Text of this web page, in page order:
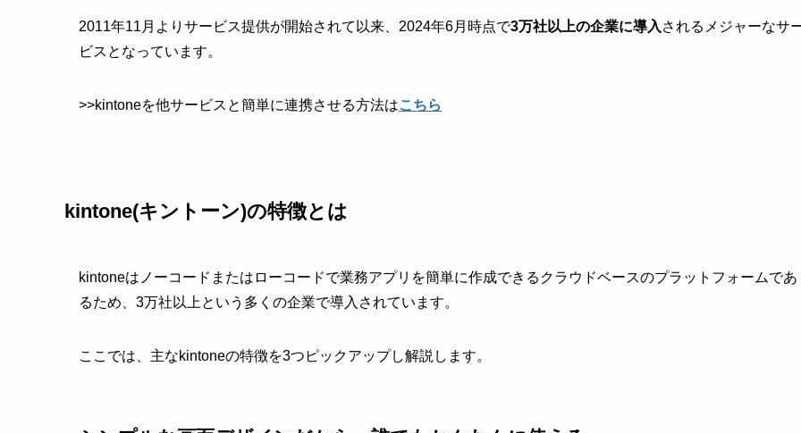
2011年11月よりサービス提供が開始されて以来、2024年6月時点で3万社以上の企業に導入 されるメジャーなサ
ビスとなっています。
>>kintoneを他サービスと簡単に連携させる方法はこちら
kintone(キントーン)の特徴とは
kintoneはノーコードまたはローコードで業務アプリを簡単に作成できるクラウドベースのプラットフォームであ
るため、3万社以上という多くの企業で導入されています。
ここでは、主なkintoneの特徴を3つピックアップし解説します。